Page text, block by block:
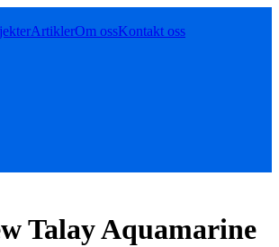
ArtiklerOm ossKontakt oss
Talay Aquamarine